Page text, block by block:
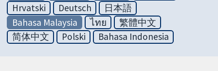
Hrvatski
Deutsch
日本語
Bahasa Malaysia
ไทย
繁體中文
简体中文
Polski Bahasa Indonesia